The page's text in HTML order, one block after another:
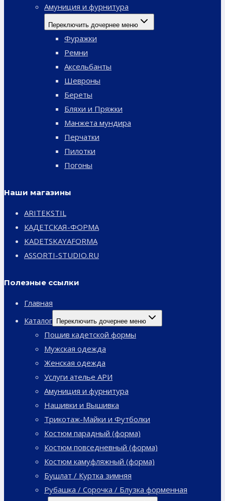
Амуниция и фурнитура
Переключить дочернее меню
Фуражки
Ремни
Аксельбанты
Шевроны
Береты
Бляхи и Пряжки
Манжета мундира
Перчатки
Пилотки
Погоны
Наши магазины
ARITEKSTIL
КАДЕТСКАЯ-ФОРМА
KADETSKAYAFORMA
ASSORTI-STUDIO.RU
Полезные ссылки
Главная
Каталог Переключить дочернее меню
Пошив кадетской формы
Мужская одежда
Женская одежда
Услуги ателье АРИ
Амуниция и фурнитура
Нашивки и Вышивка
Трикотаж-Майки и Футболки
Костюм парадный (форма)
Костюм повседневный (форма)
Костюм камуфляжный (форма)
Бушлат / Куртка зимняя
Рубашка / Сорочка / Блузка форменная